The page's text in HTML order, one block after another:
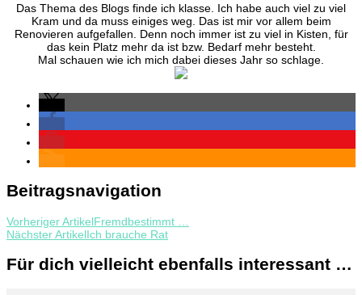
Das Thema des Blogs finde ich klasse. Ich habe auch viel zu viel
Kram und da muss einiges weg. Das ist mir vor allem beim
Renovieren aufgefallen. Denn noch immer ist zu viel in Kisten, für
das kein Platz mehr da ist bzw. Bedarf mehr besteht.
Mal schauen wie ich mich dabei dieses Jahr so schlage.
Beitragsnavigation
Vorheriger ArtikelFremdbestimmt …
Nächster ArtikelIch brauche Rat
Für dich vielleicht ebenfalls interessant …